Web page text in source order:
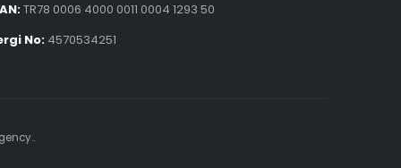
TR78 0006 4000 0011 0004 1293 50
No: 4570534251
.